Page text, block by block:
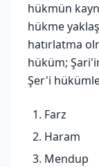
hükmün
hükme
hatırlatma
hüküm;
Şer'i
Farz
Haram
Mendup